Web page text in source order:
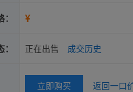
¥
正在出售 成交历史
立即购买 返回一口